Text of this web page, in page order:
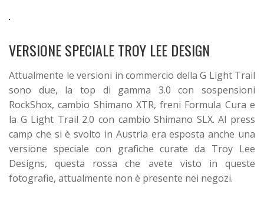
VERSIONE SPECIALE TROY LEE DESIGN
Attualmente le versioni in commercio della G Light Trail
sono due, la top di gamma 3.0 con sospensioni
RockShox, cambio Shimano XTR, freni Formula Cura e
la G Light Trail 2.0 con cambio Shimano SLX. Al press
camp che si è svolto in Austria era esposta anche una
versione speciale con grafiche curate da Troy Lee
Designs, questa rossa che avete visto in queste
fotografie, attualmente non è presente nei negozi.